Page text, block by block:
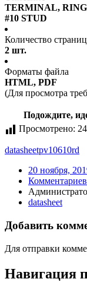
TERMINAL, RING
#10 STUD
Количество страниц
2 шт.
Форматы файла
HTML, PDF
(Для просмотра
Подождите,
Просмотрено:
datasheetpv10610rd
20 ноября,
datasheet
Добавить
Для отправки
Навигация